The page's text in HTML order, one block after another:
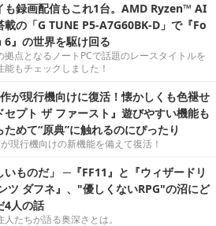
も録画配信もこれ1台。AMD Ryzen™ AI
載の「G TUNE P5-A7G60BK-D」で『Fo
』の世界を駆け回る
拠点となるノートPCで話題のレースタイトルを
能もチェックしました！
が現行機向けに復活！懐かしくも色褪せ
セプト ザ ファースト』遊びやすい機能も
めて“原典”に触れるのにぴったり
現行機向けの新機能を備えて復活！
いものだ」 ─『FF11』と『ウィザードリ
ツ ダフネ』、"優しくないRPG"の沼にど
4人の話
たちが語る奥深さとは。